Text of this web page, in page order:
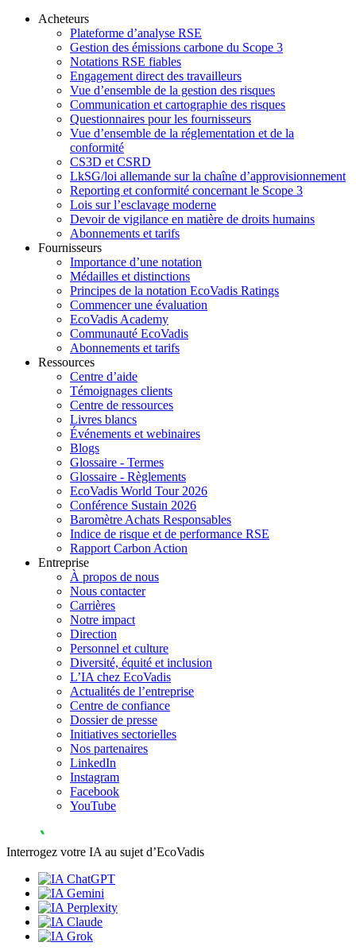
Acheteurs
Plateforme d’analyse RSE
Gestion des émissions carbone du Scope 3
Notations RSE fiables
Engagement direct des travailleurs
Vue d’ensemble de la gestion des risques
Communication et cartographie des risques
Questionnaires pour les fournisseurs
Vue d’ensemble de la réglementation et de la
conformité
CS3D et CSRD
LkSG/loi allemande sur la chaîne d’approvisionnement
Reporting et conformité concernant le Scope 3
Lois sur l’esclavage moderne
Devoir de vigilance en matière de droits humains
Abonnements et tarifs
Fournisseurs
Importance d’une notation
Médailles et distinctions
Principes de la notation EcoVadis Ratings
Commencer une évaluation
EcoVadis Academy
Communauté EcoVadis
Abonnements et tarifs
Ressources
Centre d’aide
Témoignages clients
Centre de ressources
Livres blancs
Événements et webinaires
Blogs
Glossaire - Termes
Glossaire - Règlements
EcoVadis World Tour 2026
Conférence Sustain 2026
Baromètre Achats Responsables
Indice de risque et de performance RSE
Rapport Carbon Action
Entreprise
À propos de nous
Nous contacter
Carrières
Notre impact
Direction
Personnel et culture
Diversité, équité et inclusion
L’IA chez EcoVadis
Actualités de l’entreprise
Centre de confiance
Dossier de presse
Initiatives sectorielles
Nos partenaires
LinkedIn
Instagram
Facebook
YouTube
Interrogez votre IA au sujet d’EcoVadis